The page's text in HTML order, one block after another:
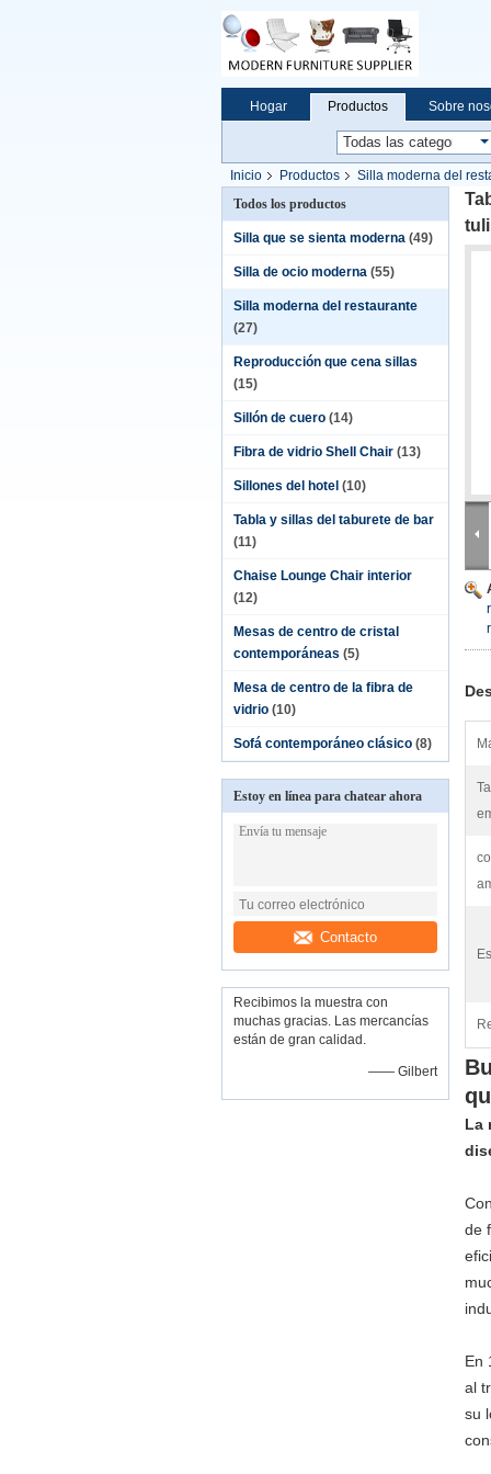
Hogar Productos Sobre
Inicio Productos Silla moderna del
Todos los productos
Silla que se sienta moderna (49)
Silla de ocio moderna (55)
Silla moderna del restaurante
(27)
Reproducción que cena sillas
(15)
Sillón de cuero (14)
Fibra de vidrio Shell Chair (13)
Sillones del hotel (10)
Tabla y sillas del taburete de bar
(11)
Chaise Lounge Chair interior
(12)
Mesas de centro de cristal
contemporáneas (5)
Mesa de centro de la fibra de
vidrio (10)
Sofá contemporáneo clásico (8)
Estoy en línea para chatear ahora
Contacto
Recibimos la muestra con
muchas gracias. Las mercancías
están de gran calidad.
—— Gilbert
La
de
En
al
su